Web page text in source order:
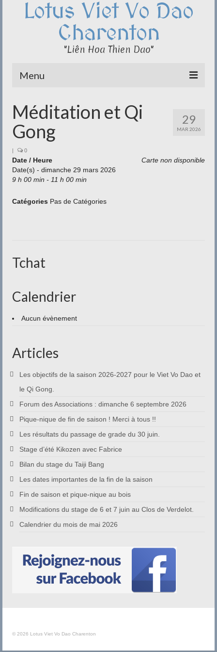
Lotus Viet Vo Dao
Charenton
"Liên Hoa Thien Dao"
Menu
Qi Cong – Taï Chi
Disciplines
Méditation
Documentation
Liens
29
MAR 2026
Méditation et Qi
Gong
| 0
Carte non disponible
Date / Heure
Date(s) - dimanche 29 mars 2026
9 h 00 min - 11 h 00 min
Catégories Pas de Catégories
Tchat
Calendrier
Aucun évènement
Articles
Les objectifs de la saison 2026-2027 pour le Viet Vo Dao et
le Qi Gong.
Forum des Associations : dimanche 6 septembre 2026
Pique-nique de fin de saison ! Merci à tous !!
Les résultats du passage de grade du 30 juin.
Stage d’été Kikozen avec Fabrice
Bilan du stage du Taiji Bang
Les dates importantes de la fin de la saison
Fin de saison et pique-nique au bois
Modifications du stage de 6 et 7 juin au Clos de Verdelot.
Calendrier du mois de mai 2026
© 2026 Lotus Viet Vo Dao Charenton